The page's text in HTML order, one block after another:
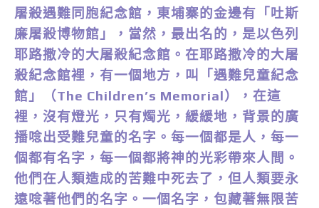
屠殺遇難同胞紀念館，東埔寨的金邊有「吐斯
廉屠殺博物館」，當然，最出名的，是以色列
耶路撒冷的大屠殺紀念館。在耶路撒冷的大屠
殺紀念館裡，有一個地方，叫「遇難兒童紀念
館」（The Children’s Memorial），在這
裡，沒有燈光，只有燭光，緩緩地，背景的廣
播唸出受難兒童的名字。每一個都是人，每一
個都有名字，每一個都將神的光彩帶來人間。
他們在人類造成的苦難中死去了，但人類要永
遠唸著他們的名字。一個名字，包藏著無限苦